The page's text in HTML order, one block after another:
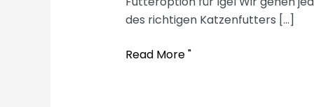
des richtigen Katzenfutters […]
What
Read More "